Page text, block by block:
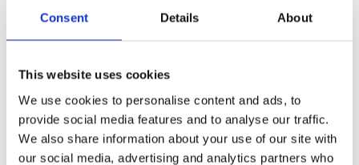
Consent Details About
This website uses cookies
We use cookies to personalise content and ads, to
provide social media features and to analyse our traffic.
We also share information about your use of our site with
our social media, advertising and analytics partners who
bij te dragen aan breed inzetbare en
Consortiumpartners
TU Eindhoven, Universiteit Twente,
Hogeschool Utrecht, VDL Groep B.V.,
InnoTractor, Credenco, SmartPort,